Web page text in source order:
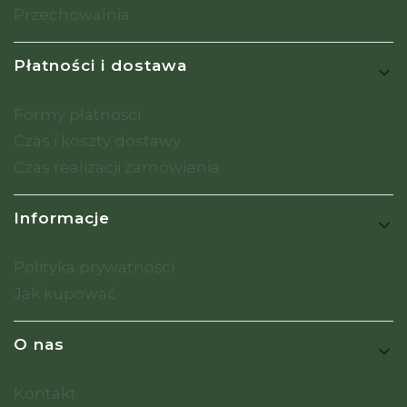
Przechowalnia
Płatności i dostawa
Formy płatności
Czas i koszty dostawy
Czas realizacji zamówienia
Informacje
Polityka prywatności
Jak kupować
O nas
Kontakt